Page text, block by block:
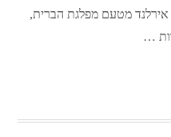
אירלנד מטעם מפלגת הברית,
…